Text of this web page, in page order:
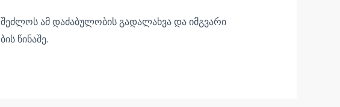
ამ დაძაბულობის გადალახვა და იმგვარი
წინაშე.